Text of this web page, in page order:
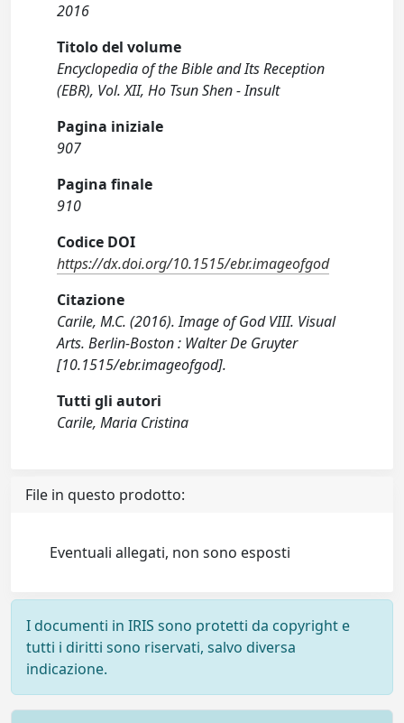
2016
Titolo del volume
Encyclopedia of the Bible and Its Reception
(EBR), Vol. XII, Ho Tsun Shen - Insult
Pagina iniziale
907
Pagina finale
910
Codice DOI
https://dx.doi.org/10.1515/ebr.imageofgod
Citazione
Carile, M.C. (2016). Image of God VIII. Visual
Arts. Berlin-Boston : Walter De Gruyter
[10.1515/ebr.imageofgod].
Tutti gli autori
Carile, Maria Cristina
File in questo prodotto:
Eventuali allegati, non sono esposti
I documenti in IRIS sono protetti da copyright e
tutti i diritti sono riservati, salvo diversa
indicazione.